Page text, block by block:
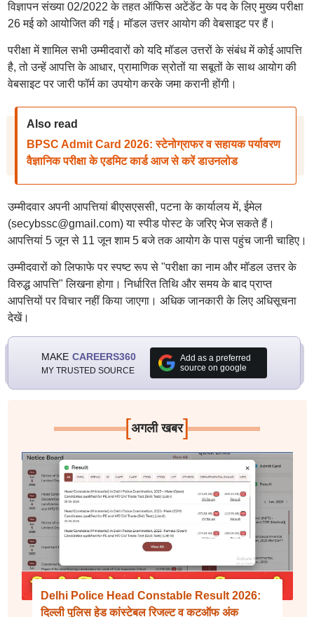
विज्ञापन संख्या 02/2022 के तहत ऑफिस अटेंडेंट के पद के लिए मुख्य परीक्षा
26 मई को आयोजित की गई। मॉडल उत्तर आयोग की वेबसाइट पर हैं।
परीक्षा में शामिल सभी उम्मीदवारों को यदि मॉडल उत्तरों के संबंध में कोई आपत्ति
है, तो उन्हें आपत्ति के आधार, प्रामाणिक स्रोतों या सबूतों के साथ आयोग की
वेबसाइट पर जारी फॉर्म का उपयोग करके जमा करानी होंगी।
Also read
BPSC Admit Card 2026: स्टेनोग्राफर व सहायक पर्यावरण
वैज्ञानिक परीक्षा के एडमिट कार्ड आज से करें डाउनलोड
उम्मीदवार अपनी आपत्तियां बीएसएससी, पटना के कार्यालय में, ईमेल
(secybssc@gmail.com) या स्पीड पोस्ट के जरिए भेज सकते हैं।
आपत्तियां 5 जून से 11 जून शाम 5 बजे तक आयोग के पास पहुंच जानी चाहिए।
उम्मीदवारों को लिफाफे पर स्पष्ट रूप से "परीक्षा का नाम और मॉडल उत्तर के
विरुद्ध आपत्ति" लिखना होगा। निर्धारित तिथि और समय के बाद प्राप्त
आपत्तियों पर विचार नहीं किया जाएगा। अधिक जानकारी के लिए अधिसूचना
देखें।
MAKE CAREERS360
MY TRUSTED SOURCE
Add as a preferred
source on google
[अगली खबर]
Delhi Police Head Constable Result 2026:
दिल्ली पुलिस हेड कांस्टेबल रिजल्ट व कटऑफ अंक